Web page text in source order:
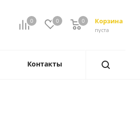
0 0 Корзина
0
пуста
0
Контакты